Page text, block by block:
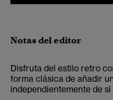
Notas del editor
Disfruta del estilo retro
forma clásica de añadir
independientemente de